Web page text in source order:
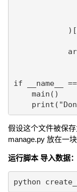
content='
if __name__
main()
假设这个文件被保
manage.py 放在一
运行脚本 导入数据：
python